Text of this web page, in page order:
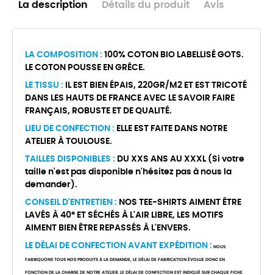
La description Détails du produit Avis
LA COMPOSITION : 100% COTON BIO LABELLISÉ GOTS.
LE COTON POUSSE EN GRÊCE.
LE TISSU : IL EST BIEN ÉPAIS, 220GR/M2 ET EST TRICOTÉ
DANS LES HAUTS DE FRANCE AVEC LE SAVOIR FAIRE
FRANÇAIS, ROBUSTE ET DE QUALITÉ.
LIEU DE CONFECTION : ELLE EST FAITE DANS NOTRE
ATELIER À TOULOUSE.
TAILLES DISPONIBLES : DU XXS ANS AU XXXL (Si votre
taille n'est pas disponible n'hésitez pas à nous la
demander).
CONSEIL D'ENTRETIEN : NOS TEE-SHIRTS AIMENT ÊTRE
LAVÉS À 40° ET SÉCHÉS À L'AIR LIBRE, LES MOTIFS
AIMENT BIEN ÊTRE REPASSÉS À L'ENVERS.
LE DÉLAI DE CONFECTION AVANT EXPÉDITION : NOUS
FABRIQUONS TOUS NOS PRODUITS À LA DEMANDE, LE DÉLAI DE FABRICATION ÉVOLUE DONC EN
FONCTION DE LA CHARGE DE NOTRE ATELIER. LE DÉLAI DE CONFECTION EST INDIQUÉ SUR CHAQUE FICHE